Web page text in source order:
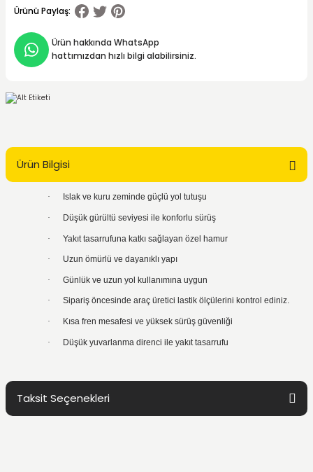
Ürünü Paylaş:
Ürün hakkında WhatsApp
hattımızdan hızlı bilgi alabilirsiniz.
Ürün Bilgisi
· Islak ve kuru zeminde güçlü yol tutuşu
· Düşük gürültü seviyesi ile konforlu sürüş
· Yakıt tasarrufuna katkı sağlayan özel hamur
· Uzun ömürlü ve dayanıklı yapı
· Günlük ve uzun yol kullanımına uygun
· Sipariş öncesinde araç üretici lastik ölçülerini kontrol ediniz.
· Kısa fren mesafesi ve yüksek sürüş güvenliği
· Düşük yuvarlanma direnci ile yakıt tasarrufu
Taksit Seçenekleri